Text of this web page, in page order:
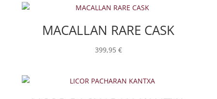
MACALLAN RARE CASK
399,95 €